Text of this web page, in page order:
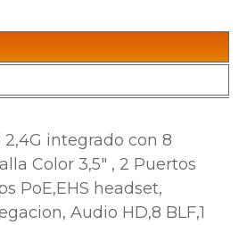
integrado con 8
Color 3,5" , 2 Puertos
PoE,EHS headset,
Audio HD,8 BLF,1